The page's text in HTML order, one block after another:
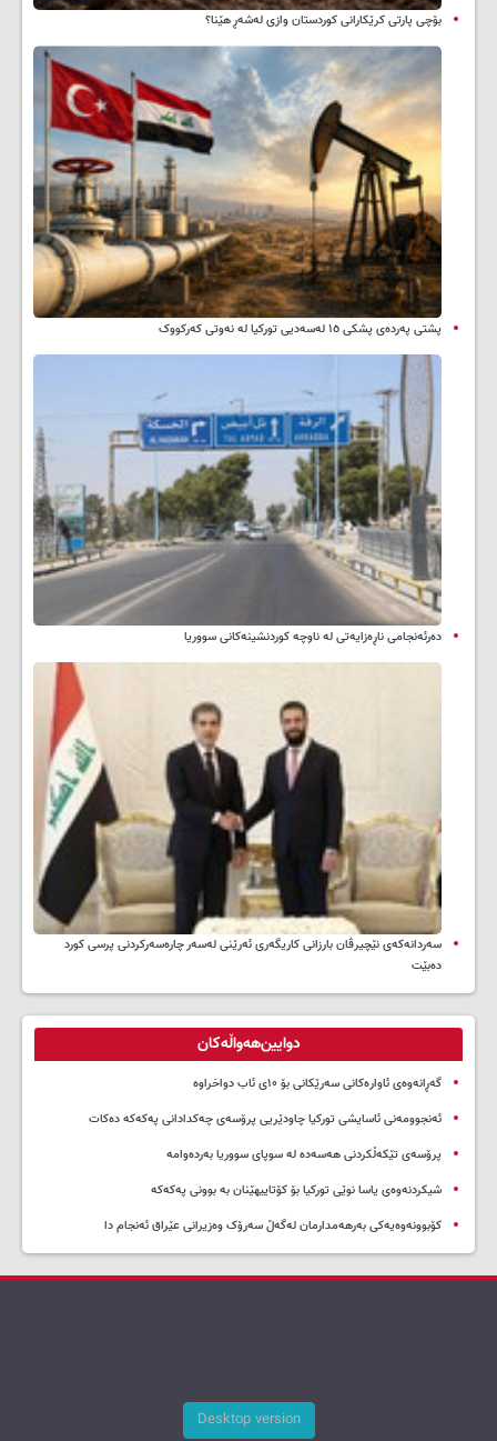
بۆچی پارتی کرێکارانی کوردستان وازی لەشەڕ هێنا؟
پشتی پەردەی پشکی ١٥ لەسەدیی تورکیا لە نەوتی کەرکووک
دەرئەنجامی ناڕەزایەتی لە ناوچە کوردنشینەکانی سووریا
سه‌ردانه‌کەی نێچیرڤان بارزانی كاریگه‌ری ئه‌رێنی له‌سه‌ر چاره‌سه‌ركردنی پرسی كورد
ده‌بێت
دوایین‌هەواڵەکان
گەڕانەوەی ئاوارەکانی سەرێکانی بۆ ۱۰ی ئاب دواخراوە
ئەنجوومەنی ئاسایشی تورکیا چاودێریی پرۆسەی چەکدادانی پەکەکە دەکات
پرۆسەی تێکەڵکردنی هەسەدە لە سوپای سووریا بەردەوامە
شیکردنەوەی یاسا نوێی تورکیا بۆ کۆتاییهێنان بە بوونی پەکەکە
کۆبوونەوەیەکی بەرهەمدارمان لەگەڵ سەرۆک وەزیرانی عێراق ئەنجام دا
Desktop version